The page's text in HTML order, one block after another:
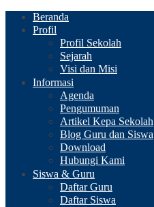
Beranda
Profil
Profil Sekolah
Sejarah
Visi dan Misi
Informasi
Agenda
Pengumuman
Artikel Kepa Sekolah
Blog Guru dan Siswa
Download
Hubungi Kami
Siswa & Guru
Daftar Guru
Daftar Siswa